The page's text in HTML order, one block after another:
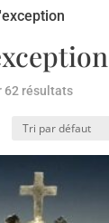
62 résultats